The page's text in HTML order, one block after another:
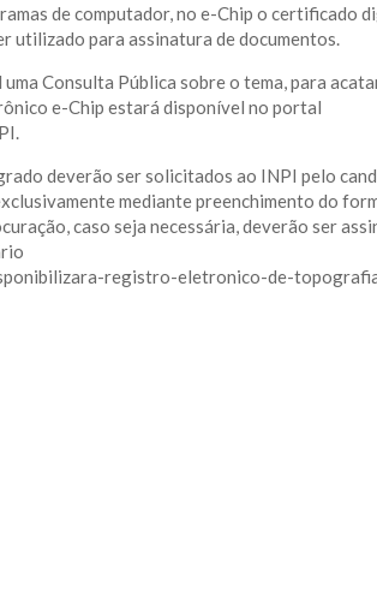
de computador, no e-Chip o certificado
utilizado para assinatura de documentos.
Consulta Pública sobre o tema, para
e-Chip estará disponível no portal
deverão ser solicitados ao INPI pelo
mediante preenchimento do
caso seja necessária, deverão ser
registro-eletronico-de-